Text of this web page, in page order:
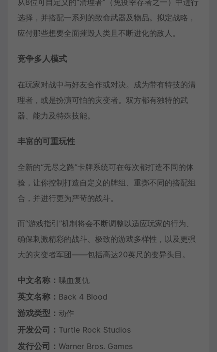
从8位可自定义的“清理者”（免疫幸存者之一）中进行
选择，并搭配一系列的致命武器及物品。拟定战略，
应付那些想要全面摧毁人类且不断进化的敌人。
竞争多人模式
在玩家对战中与好友合作或对决。成为带有特技的清
理者，或是扮演可怕的灾变者。双方都有独特的武
器、能力及特殊技能。
丰富的可重玩性
全新的“无尽之路”卡牌系统可在每次都打造不同的体
验，让你控制打造自定义的牌组、重掷不同的搭配组
合，并进行更为严苛的战斗。
而“游戏指引”机制将会不断调整以适应玩家的行为、
确保刺激精彩的战斗、极致的游戏多样性，以及更强
大的灾变者军团——包括高达20英尺的变异头目。
中文名称： 喋血复仇
英文名称： Back 4 Blood
游戏类型： 动作
开发公司： Turtle Rock Studios
发行公司： Warner Bros. Games